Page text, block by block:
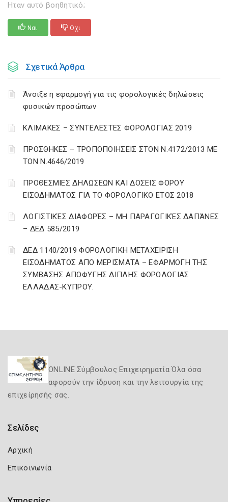
Ηταν αυτό βοηθητικό;
Ναι Οχι
Σχετικά Άρθρα
Άνοιξε η εφαρμογή για τις φορολογικές δηλώσεις
φυσικών προσώπων
ΚΛΙΜΑΚΕΣ – ΣΥΝΤΕΛΕΣΤΕΣ ΦΟΡΟΛΟΓΙΑΣ 2019
ΠΡΟΣΘΗΚΕΣ – ΤΡΟΠΟΠΟΙΗΣΕΙΣ ΣΤΟΝ Ν.4172/2013 ΜΕ
ΤΟΝ Ν.4646/2019
ΠΡΟΘΕΣΜΙΕΣ ΔΗΛΩΣΕΩΝ ΚΑΙ ΔΟΣΕΙΣ ΦΟΡΟΥ
ΕΙΣΟΔΗΜΑΤΟΣ ΓΙΑ ΤΟ ΦΟΡΟΛΟΓΙΚΟ ΕΤΟΣ 2018
ΛΟΓΙΣΤΙΚΈΣ ΔΙΑΦΟΡΈΣ – ΜΗ ΠΑΡΑΓΩΓΙΚΈΣ ΔΑΠΆΝΕΣ
– ΔΕΔ 585/2019
ΔΕΔ 1140/2019 ΦΟΡΟΛΟΓΙΚΗ ΜΕΤΑΧΕΙΡΙΣΗ
ΕΙΣΟΔΗΜΑΤΟΣ ΑΠΟ ΜΕΡΙΣΜΑΤΑ – ΕΦΑΡΜΟΓΗ ΤΗΣ
ΣΥΜΒΑΣΗΣ ΑΠΟΦΥΓΗΣ ΔΙΠΛΗΣ ΦΟΡΟΛΟΓΙΑΣ
ΕΛΛΑΔΑΣ-ΚΥΠΡΟΥ.
ONLINE Σύμβουλος Επιχειρηματία Όλα όσα
αφορούν την ίδρυση και την λειτουργία της
επιχείρησής σας.
Σελίδες
Αρχική
Επικοινωνία